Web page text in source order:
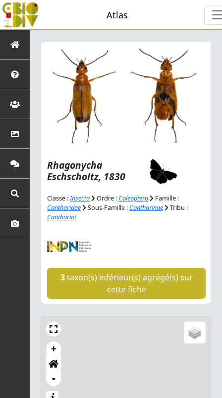
Atlas
Rhagonycha
Eschscholtz, 1830
Classe :Insecta Ordre : Coleoptera
Famille :
Cantharidae
Sous-Famille : Cantharinae
Tribu :
Cantharini
3taxon(s) inférieur(s) agrégé(s) sur
cette fiche
+
-